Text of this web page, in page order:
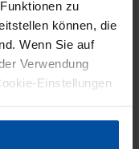
zu
können, die
Wenn Sie auf
Verwendung
Einstellungen
FÜR MEHR